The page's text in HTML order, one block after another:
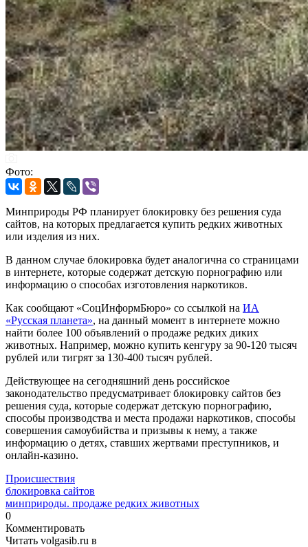
Фото:
Минприроды РФ планирует блокировку без решения суда
сайтов, на которых предлагается купить редких животных
или изделия из них.
В данном случае блокировка будет аналогична со страницами
в интернете, которые содержат детскую порнографию или
информацию о способах изготовления наркотиков.
Как сообщают «СоцИнформБюро» со ссылкой на ИА
«Русская планета», на данный момент в интернете можно
найти более 100 объявлений о продаже редких диких
животных. Например, можно купить кенгуру за 90-120 тысяч
рублей или тигрят за 130-400 тысяч рублей.
Действующее на сегодняшний день российское
законодательство предусматривает блокировку сайтов без
решения суда, которые содержат детскую порнографию,
способы производства и места продажи наркотиков, способы
совершения самоубийства и призывы к нему, а также
информацию о детях, ставших жертвами преступников, и
онлайн-казино.
Происшествия
блокировка сайтов
минприроды. продаже редких животных
0
Комментировать
Читать volgasib.ru в